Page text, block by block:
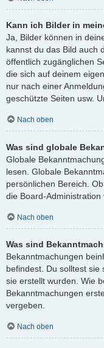
Kann ich Bilder in
Ja, Bilder können in
kannst du das Bild auch
öffentlich zugänglichen
die sich auf deinem
nur nach einer
geschützte Seiten usw.
Nach oben
Was sind globale
Globale
lesen. Globale
persönlichen Bereich.
die Board-Administration
Nach oben
Was sind
Bekanntmachungen
befindest. Du solltest
sie erstellt wurden. Wie
Bekanntmachungen
vergeben.
Nach oben